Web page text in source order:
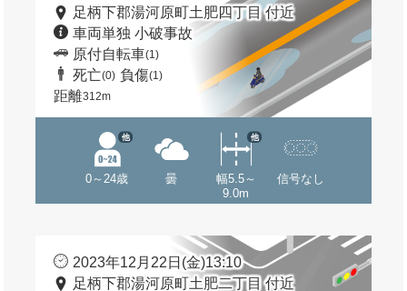
足柄下郡湯河原町土肥四丁目 付近
車両単独 小破事故
原付自転車(1)
死亡(0) 負傷(1)
距離312m
0～24歳
他
曇
幅5.5～
9.0m
他
信号なし
2023年12月22日(金)13:10
足柄下郡湯河原町土肥二丁目 付近